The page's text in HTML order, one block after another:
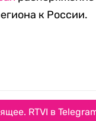
к России.
RTVI в